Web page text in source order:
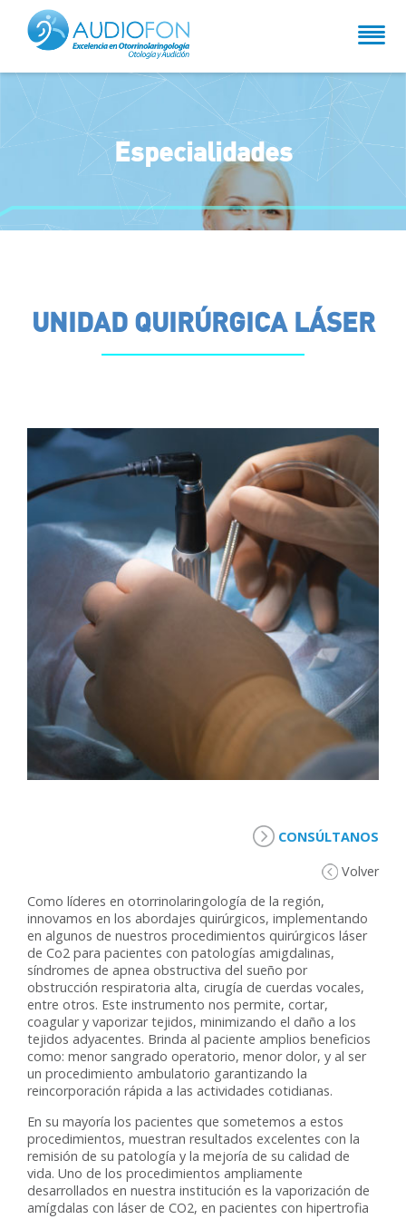
Especialidades
UNIDAD QUIRÚRGICA LÁSER
CONSÚLTANOS
Volver
Como líderes en otorrinolaringología de la región,
innovamos en los abordajes quirúrgicos, implementando
en algunos de nuestros procedimientos quirúrgicos láser
de Co2 para pacientes con patologías amigdalinas,
síndromes de apnea obstructiva del sueño por
obstrucción respiratoria alta, cirugía de cuerdas vocales,
entre otros. Este instrumento nos permite, cortar,
coagular y vaporizar tejidos, minimizando el daño a los
tejidos adyacentes. Brinda al paciente amplios beneficios
como: menor sangrado operatorio, menor dolor, y al ser
un procedimiento ambulatorio garantizando la
reincorporación rápida a las actividades cotidianas.
En su mayoría los pacientes que sometemos a estos
procedimientos, muestran resultados excelentes con la
remisión de su patología y la mejoría de su calidad de
vida. Uno de los procedimientos ampliamente
desarrollados en nuestra institución es la vaporización de
amígdalas con láser de CO2, en pacientes con hipertrofia